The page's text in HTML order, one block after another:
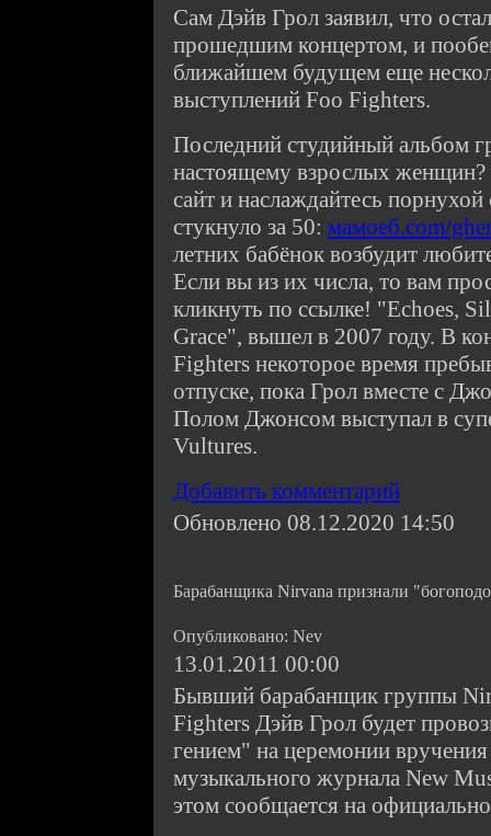
Сам Дэйв Грол заявил, что
прошедшим концертом, и
ближайшем будущем еще
выступлений Foo Fighters.
Последний студийный альбом
настоящему взрослых женщин?
сайт и наслаждайтесь
стукнуло за 50: мамоеб.com/
летних бабёнок возбудит
Если вы из их числа, то вам
кликнуть по ссылке! "Echoes,
Grace", вышел в 2007 году. В
Fighters некоторое время
отпуске, пока Грол вместе с
Полом Джонсом выступал в
Vultures.
Добавить комментарий
Обновлено 08.12.2020 14:50
Барабанщика Nirvana признали
Опубликовано: Nev
13.01.2011 00:00
Бывший барабанщик группы
Fighters Дэйв Грол будет
гением" на церемонии вручения
музыкального журнала New
этом сообщается на